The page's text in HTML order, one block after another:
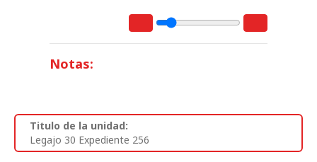
Notas:
Titulo de la unidad:
Legajo 30 Expediente 256